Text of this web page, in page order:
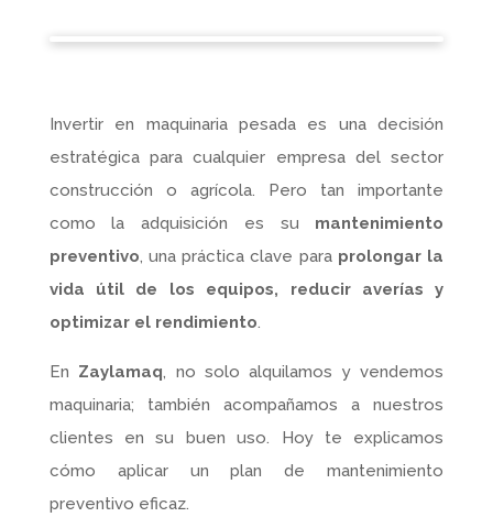
Invertir en maquinaria pesada es una decisión
estratégica para cualquier empresa del sector
construcción o agrícola. Pero tan importante
como la adquisición es su mantenimiento
preventivo, una práctica clave para prolongar la
vida útil de los equipos, reducir averías y
optimizar el rendimiento.
En Zaylamaq, no solo alquilamos y vendemos
maquinaria; también acompañamos a nuestros
clientes en su buen uso. Hoy te explicamos
cómo aplicar un plan de mantenimiento
preventivo eficaz.